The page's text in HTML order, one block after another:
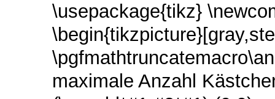
\usepackage{tikz}
maximale Anzahl